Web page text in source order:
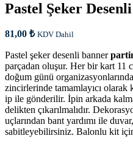
Pastel Şeker
81,00 ₺ KDV Dahil
Pastel şeker desenli banner
parçadan oluşur. Her bir kart 11
doğum günü
zincirlerinde tamamlayıcı
ip ile gönderilir. İpin arkada
delikten çıkarılmalıdır.
uçlarından bant yardımı ile
sabitleyebilirsiniz. Balonlu kit